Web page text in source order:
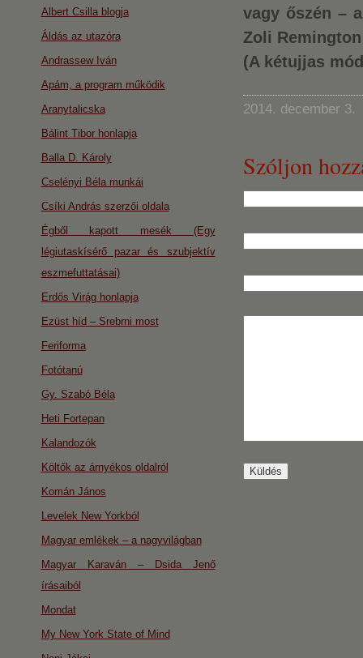
vagy őszén –
Zoli
(A kétujjas
2014. december 3.
Szóljon
Albert Csilla blogja
Áldás az utazóra
Andrassew Iván
Apám, a program működik
Aranytalicska
Bálint Tibor honlapja
Balla D. Károly
Cselényi Béla munkái
Csíki András szerzői oldala
Égből kapott mesék (Egy
légiutaskísérő pazar és szubjektív
eszmefuttatásai)
Erdős Virág honlapja
Ezüst híd – Srebrni most
Feriforma
Fotótanú
Gy. Szabó Béla
Heti Fortepan
Kalandozók
Költők az árnyékos oldalról
Komán János
Levelek New Yorkból
Magyar emlékek – a nagyvilágban
Magyar Karaván – Dsida Jenő
írásaiból
Mondat
My New York State of Mind